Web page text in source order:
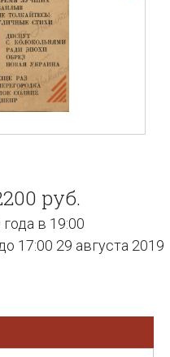
руб.
в 19:00
17:00 29 августа 2019